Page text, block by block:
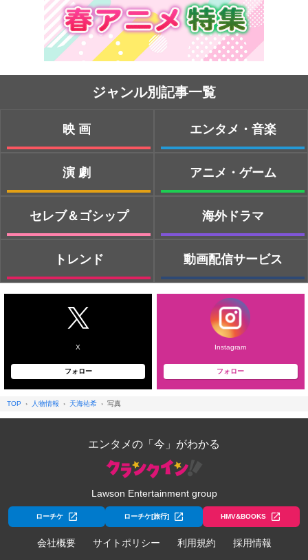
ジャンル別記事一覧
映画
演劇
セレブ＆ゴシップ
トレンド
エンタメ・音楽
アニメ・ゲーム
海外ドラマ
動画配信サービス
X
フォロー
Instagram
フォロー
TOP 人物情報 天海祐希 写真
エンタメの「今」がわかる
Lawson Entertainment group
ローチケ ローチケ[旅行] HMV&BOOKS
会社概要 サイトポリシー 利用規約 採用情報